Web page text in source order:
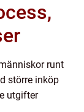
runt
större inköp
utgifter